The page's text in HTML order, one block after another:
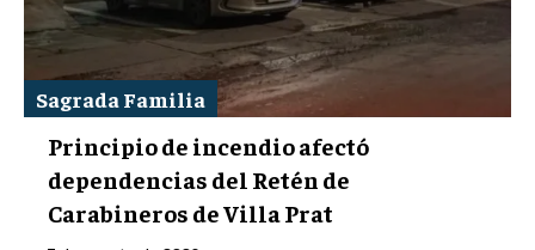
Sagrada Familia
Principio de incendio afectó
dependencias del Retén de
Carabineros de Villa Prat